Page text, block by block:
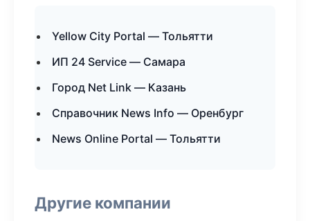
Yellow City Portal — Тольятти
ИП 24 Service — Самара
Город Net Link — Казань
Справочник News Info — Оренбург
News Online Portal — Тольятти
Другие компании